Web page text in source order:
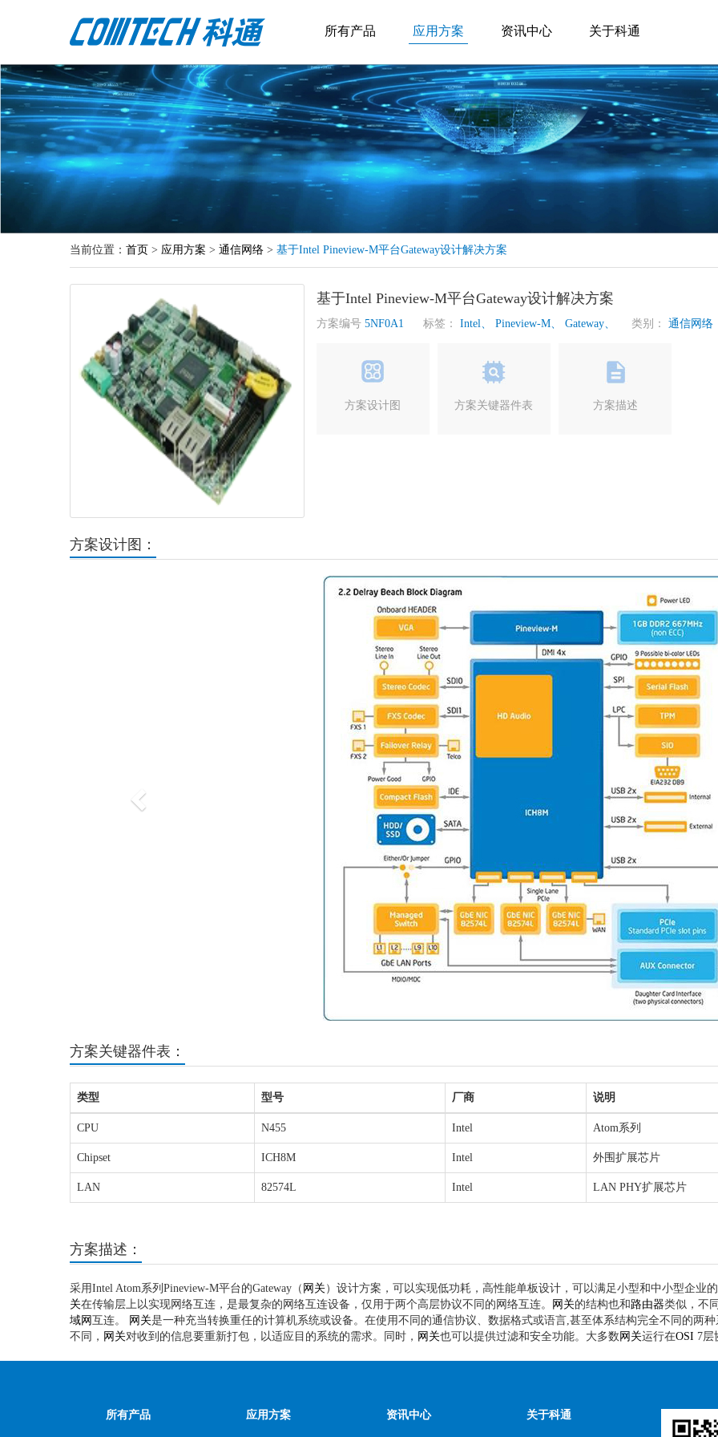
所有产品 应用方案 资讯中心 关于科通
当前位置： 首页 > 应用方案 > 通信网络 > 基于Intel Pineview-M平台Gateway设计解决方案
基于Intel Pineview-M平台Gateway设计解决方案
方案编号 5NF0A1 标签： Intel、 Pineview-M、 Gateway、 类别： 通信网络
方案设计图 方案关键器件表 方案描述
方案设计图：
方案关键器件表：
类型 型号 厂商 说明
CPU N455 Intel Atom系列
Chipset ICH8M Intel 外围扩展芯片
LAN 82574L Intel LAN PHY扩展芯片
方案描述：
采用Intel Atom系列Pineview-M平台的Gateway（ 网关）设计方案，可以实现低功耗，高性能单板设计，可以满足小型和中小型企业
关在传输层上以实现网络互连，是最复杂的网络互连设备，仅用于两个高层协议不同的网络互连。 网关的结构也和 路由器类似，不
域网 互连。 网关是一种充当转换重任的计算机系统或设备。在使用不同的通信协议、数据格式或语言,甚至体系结构完全不同的两
不同， 网关对收到的信息要重新打包，以适应目的系统的需求。同时， 网关也可以提供过滤和安全功能。大多数 网关运行在OSI 7
所有产品 应用方案 资讯中心 关于科通